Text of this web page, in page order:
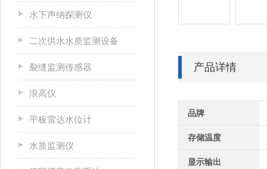
水下声纳探测仪
二次供水水质监测设备
裂缝监测传感器
浪高仪
平板雷达水位计
水质监测仪
产品详情
品牌
存储温度
显示输出